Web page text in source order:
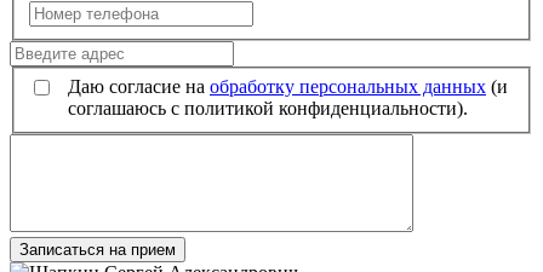
Даю согласие на обработку персональных данных (и
соглашаюсь с политикой конфиденциальности).
Записаться на прием